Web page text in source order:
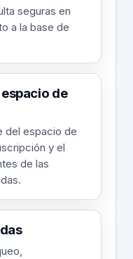
seguras en
a la base de
de
del espacio de
y el
de las